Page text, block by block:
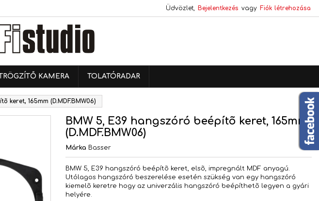
Üdvözlet, Bejelentkezés vagy Fiók létrehozása
KAMERA TOLATÓRADAR
keret, 165mm (D.MDF.BMW06)
BMW 5, E39 hangszóró beépítõ keret, 165mm
(D.MDF.BMW06)
Márka Basser
BMW 5, E39 hangszóró beépítõ keret, elsõ, impregnált MDF anyagú.
Utólagos hangszóró beszerelése esetén szükség van egy hangszóró
kiemelõ keretre hogy az univerzális hangszóró beépíthetõ legyen a gyári
helyére.
Kívánságlista létrehozása
történő